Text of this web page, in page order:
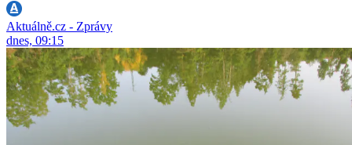
Aktuálně.cz - Zprávy
dnes, 09:15